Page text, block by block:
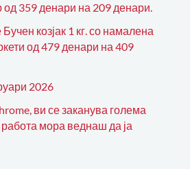
359 денари на 209 денари.
козјак 1 кг. со намалена
од 479 денари на 409
2026
ви се заканува голема
мора веднаш да ја